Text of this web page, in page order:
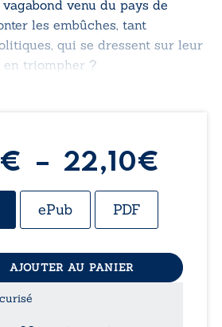
venu du pays de
les embûches, tant
qui se dressent sur leur
en triompher ?
€ – 22,10€
ePub PDF
AJOUTER AU PANIER